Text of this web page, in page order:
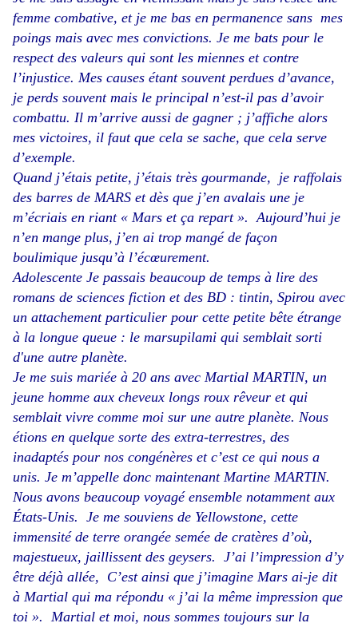
femme combative, et je me bas en permanence sans mes
poings mais avec mes convictions. Je me bats pour le
respect des valeurs qui sont les miennes et contre
l’injustice. Mes causes étant souvent perdues d’avance,
je perds souvent mais le principal n’est-il pas d’avoir
combattu. Il m’arrive aussi de gagner ; j’affiche alors
mes victoires, il faut que cela se sache, que cela serve
d’exemple.
Quand j’étais petite, j’étais très gourmande, je raffolais
des barres de MARS et dès que j’en avalais une je
m’écriais en riant « Mars et ça repart ». Aujourd’hui je
n’en mange plus, j’en ai trop mangé de façon
boulimique jusqu’à l’écœurement.
Adolescente Je passais beaucoup de temps à lire des
romans de sciences fiction et des BD : tintin, Spirou avec
un attachement particulier pour cette petite bête étrange
à la longue queue : le marsupilami qui semblait sorti
d'une autre planète.
Je me suis mariée à 20 ans avec Martial MARTIN, un
jeune homme aux cheveux longs roux rêveur et qui
semblait vivre comme moi sur une autre planète. Nous
étions en quelque sorte des extra-terrestres, des
inadaptés pour nos congénères et c’est ce qui nous a
unis. Je m’appelle donc maintenant Martine MARTIN.
Nous avons beaucoup voyagé ensemble notamment aux
États-Unis. Je me souviens de Yellowstone, cette
immensité de terre orangée semée de cratères d’où,
majestueux, jaillissent des geysers. J’ai l’impression d’y
être déjà allée, C’est ainsi que j’imagine Mars ai-je dit
à Martial qui ma répondu « j’ai la même impression que
toi ». Martial et moi, nous sommes toujours sur la